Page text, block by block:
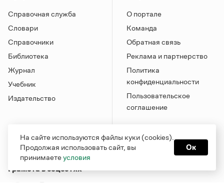
Справочная служба
Словари
Справочники
Библиотека
Журнал
Учебник
Издательство
О портале
Команда
Обратная связь
Реклама и партнерство
Политика
конфиденциальности
Пользовательское
соглашение
Грамота в соцсетях
На сайте используются файлы куки (cookies).
Продолжая использовать сайт, вы
принимаетеусловия
Ок